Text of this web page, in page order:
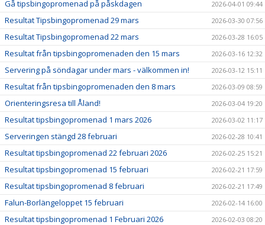
Gå tipsbingopromenad på påskdagen 2026-04-01 09:44
Resultat Tipsbingopromenad 29 mars 2026-03-30 07:56
Resultat Tipsbingopromenad 22 mars 2026-03-28 16:05
Resultat från tipsbingopromenaden den 15 mars 2026-03-16 12:32
Servering på söndagar under mars - välkommen in! 2026-03-12 15:11
Resultat från tipsbingopromenaden den 8 mars 2026-03-09 08:59
Orienteringsresa till Åland! 2026-03-04 19:20
Resultat tipsbingopromenad 1 mars 2026 2026-03-02 11:17
Serveringen stängd 28 februari 2026-02-28 10:41
Resultat tipsbingopromenad 22 februari 2026 2026-02-25 15:21
Resultat tipsbingopromenad 15 februari 2026-02-21 17:59
Resultat tipsbingopromenad 8 februari 2026-02-21 17:49
Falun-Borlängeloppet 15 februari 2026-02-14 16:00
Resultat tipsbingopromenad 1 Februari 2026 2026-02-03 08:20